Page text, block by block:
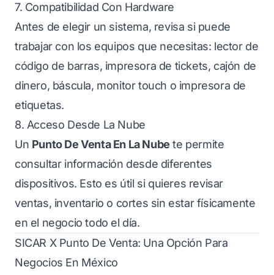
7. Compatibilidad Con Hardware
Antes de elegir un sistema, revisa si puede
trabajar con los equipos que necesitas: lector de
código de barras, impresora de tickets, cajón de
dinero, báscula, monitor touch o impresora de
etiquetas.
8. Acceso Desde La Nube
Un Punto De Venta En La Nube te permite
consultar información desde diferentes
dispositivos. Esto es útil si quieres revisar
ventas, inventario o cortes sin estar físicamente
en el negocio todo el día.
SICAR X Punto De Venta: Una Opción Para
Negocios En México